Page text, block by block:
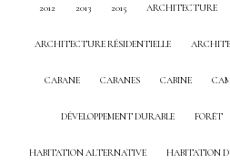
2012 2013 2015 ARCHITECTURE
ARCHITECTURE RÉSIDENTIELLE
CABANE CABANES CABINE
DÉVELOPPEMENT DURABLE FORÊT
HABITATION ALTERNATIVE HABITATION